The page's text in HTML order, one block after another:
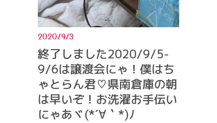
2020/9/3
終了しました2020/9/5-
9/6は譲渡会にゃ！僕はち
ゃとらん君♡県南倉庫の朝
は早いぞ！お洗濯お手伝い
にゃあヾ(*´∀｀*)ﾉ